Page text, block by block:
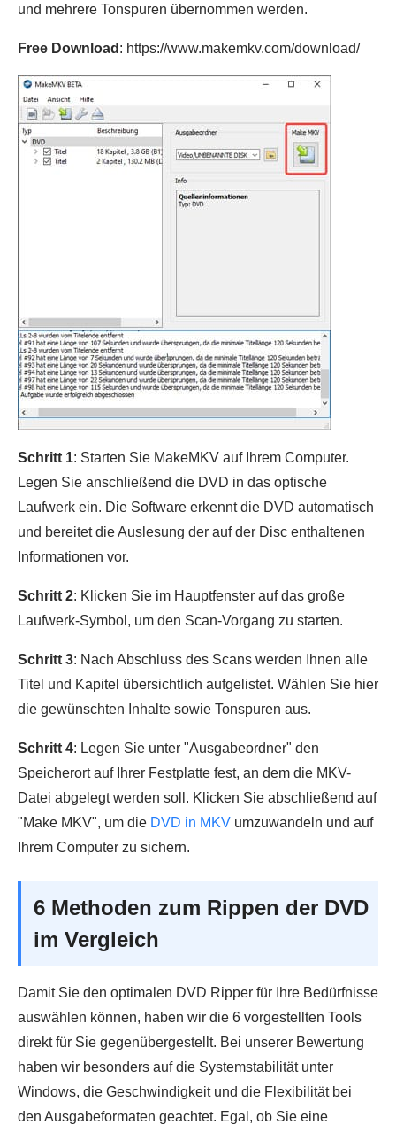
und mehrere Tonspuren übernommen werden.
Free Download : https://www.makemkv.com/download/
Schritt 1: Starten Sie MakeMKV auf Ihrem Computer.
Legen Sie anschließend die DVD in das optische
Laufwerk ein. Die Software erkennt die DVD automatisch
und bereitet die Auslesung der auf der Disc enthaltenen
Informationen vor.
Schritt 2: Klicken Sie im Hauptfenster auf das große
Laufwerk-Symbol, um den Scan-Vorgang zu starten.
Schritt 3: Nach Abschluss des Scans werden Ihnen alle
Titel und Kapitel übersichtlich aufgelistet. Wählen Sie hier
die gewünschten Inhalte sowie Tonspuren aus.
Schritt 4: Legen Sie unter "Ausgabeordner" den
Speicherort auf Ihrer Festplatte fest, an dem die MKV-
Datei abgelegt werden soll. Klicken Sie abschließend auf
"Make MKV", um die DVD in MKV umzuwandeln und auf
Ihrem Computer zu sichern.
6 Methoden zum Rippen der DVD
im Vergleich
Damit Sie den optimalen DVD Ripper für Ihre Bedürfnisse
auswählen können, haben wir die 6 vorgestellten Tools
direkt für Sie gegenübergestellt. Bei unserer Bewertung
haben wir besonders auf die Systemstabilität unter
Windows, die Geschwindigkeit und die Flexibilität bei
den Ausgabeformaten geachtet. Egal, ob Sie eine